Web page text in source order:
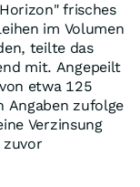
frisches
im Volumen
teilte das
mit. Angepeilt
etwa 125
Angaben zufolge
Verzinsung
zuvor